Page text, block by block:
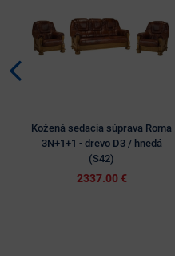
Kožená sedacia súprava Roma
3N+1+1 - drevo D3 / hnedá
(S42)
2337.00 €